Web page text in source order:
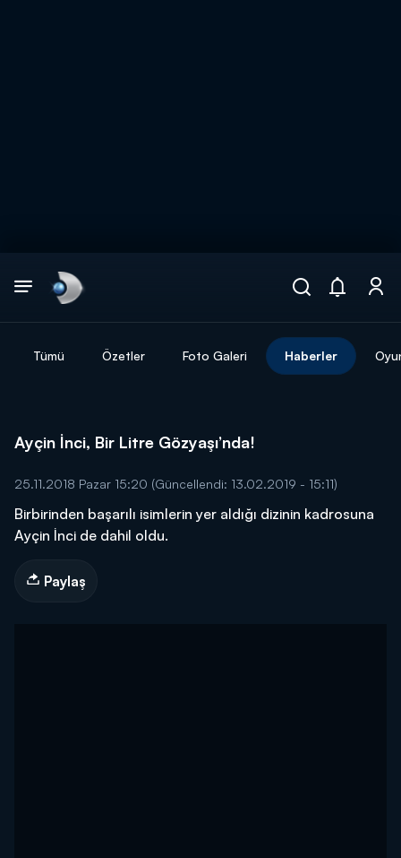
Tümü Özetler Foto Galeri Haberler
Ayçin İnci, Bir Litre Gözyaşı’nda!
25.11.2018 Pazar 15:20 (Güncellendi: 13.02.2019 - 15:11)
Birbirinden başarılı isimlerin yer aldığı dizinin kadrosuna
Ayçin İnci de dahil oldu.
Paylaş